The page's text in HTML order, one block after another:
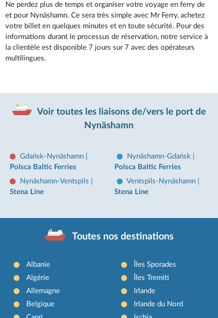
Ne perdez plus de temps et organiser votre voyage en ferry de
et pour Nynäshamn. Ce sera très simple avec Mr Ferry, achetez
votre billet en quelques minutes et en toute sécurité. Pour des
informations durant le processus de réservation, notre service à
la clientèle est disponible 7 jours sur 7 avec des opérateurs
multilingues.
Voir toutes les liaisons de/vers le port de
Nynäshamn
Gdańsk-Nynäshamn
Polsca Baltic Ferries
Nynäshamn-Gdańsk
Polsca Baltic Ferries
Nynäshamn-Ventspils
Stena Line
Ventspils-Nynäshamn
Stena Line
Toutes nos destinations
Albanie
Algérie
Allemagne
Belgique
Îles Sporades
Îles Tremiti
Irlande
Irlande du Nord